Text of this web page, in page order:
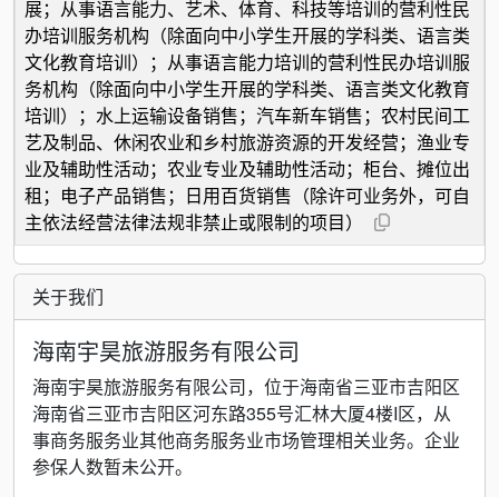
展；从事语言能力、艺术、体育、科技等培训的营利性民
办培训服务机构（除面向中小学生开展的学科类、语言类
文化教育培训）；从事语言能力培训的营利性民办培训服
务机构（除面向中小学生开展的学科类、语言类文化教育
培训）；水上运输设备销售；汽车新车销售；农村民间工
艺及制品、休闲农业和乡村旅游资源的开发经营；渔业专
业及辅助性活动；农业专业及辅助性活动；柜台、摊位出
租；电子产品销售；日用百货销售（除许可业务外，可自
主依法经营法律法规非禁止或限制的项目）
关于我们
海南宇昊旅游服务有限公司
海南宇昊旅游服务有限公司，位于海南省三亚市吉阳区
海南省三亚市吉阳区河东路355号汇林大厦4楼I区，从
事商务服务业其他商务服务业市场管理相关业务。企业
参保人数暂未公开。